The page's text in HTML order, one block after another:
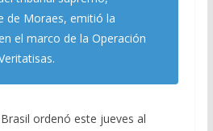
s
A
p
l p
ar
de Moraes, emitió la
el marco de la Operación
ordenó este jueves al